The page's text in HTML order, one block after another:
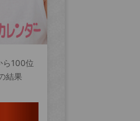
ら100位
結果